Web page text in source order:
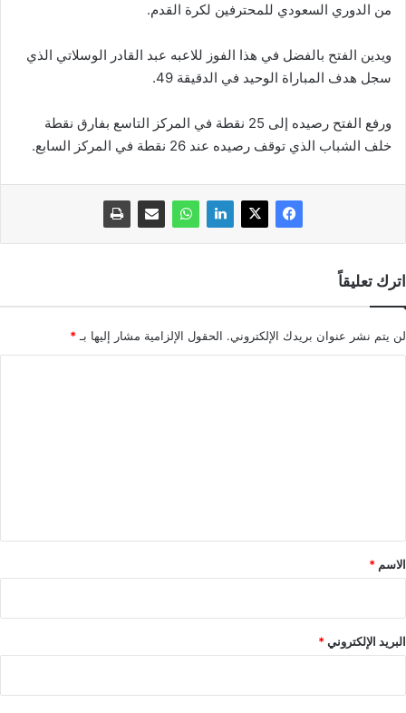
من الدوري السعودي للمحترفين لكرة القدم.
ويدين الفتح بالفضل في هذا الفوز للاعبه عبد القادر الوسلاتي الذي
سجل هدف المباراة الوحيد في الدقيقة 49.
ورفع الفتح رصيده إلى 25 نقطة في المركز التاسع بفارق نقطة
خلف الشباب الذي توقف رصيده عند 26 نقطة في المركز السابع.
اترك تعليقاً
لن يتم نشر عنوان بريدك الإلكتروني. الحقول الإلزامية مشار إليها بـ *
*
الاسم *
البريد الإلكتروني*